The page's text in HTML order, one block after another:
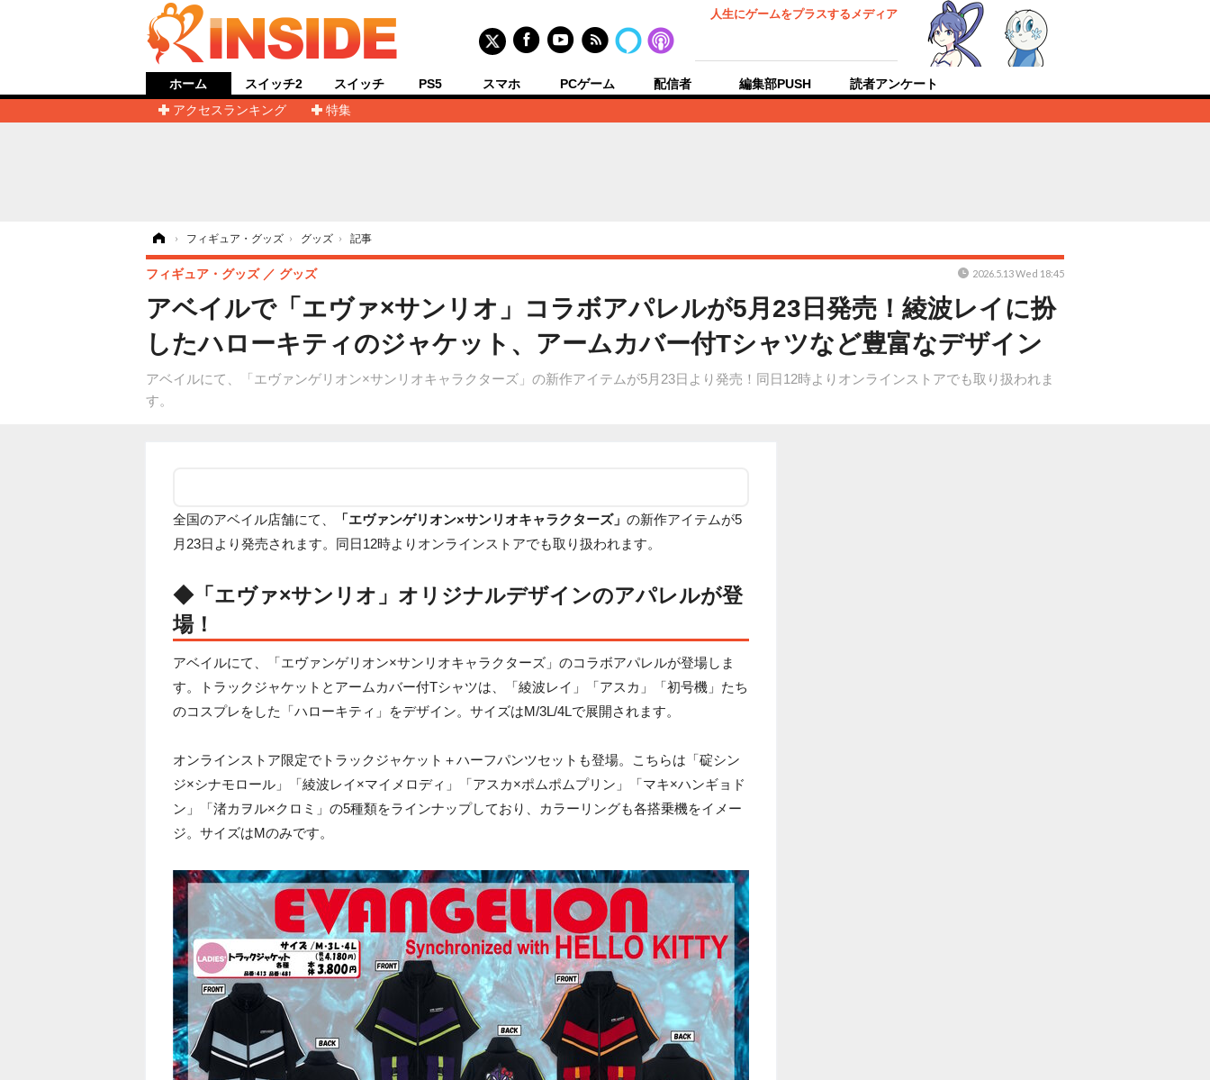
人生にゲームをプラスするメディア
ホーム
アクセスランキング
特集
スイッチ2 スイッチ PS5 スマホ PCゲーム 配信者 編集部PUSH 読者アンケート
› フィギュア・グッズ › グッズ › 記事
アベイルで「エヴァ×サンリオ」コラボアパレルが5月23日発売！綾波レイに扮
したハローキティのジャケット、アームカバー付Tシャツなど豊富なデザイン
アベイルにて、「エヴァンゲリオン×サンリオキャラクターズ」の新作アイテムが5月23日より発売！同日12時よりオンラインストアでも取り扱われま
す。
フィギュア・グッズ グッズ 2026.5.13 Wed 18:45
全国のアベイル店舗にて、 「エヴァンゲリオン×サンリオキャラクターズ」 の新作アイテムが5
月23日より発売されます。同日12時よりオンラインストアでも取り扱われます。
◆「エヴァ×サンリオ」オリジナルデザインのアパレルが登
場！
アベイルにて、「エヴァンゲリオン×サンリオキャラクターズ」のコラボアパレルが登場しま
す。トラックジャケットとアームカバー付Tシャツは、「綾波レイ」「アスカ」「初号機」たち
のコスプレをした「ハローキティ」をデザイン。サイズはM/3L/4Lで展開されます。
オンラインストア限定でトラックジャケット＋ハーフパンツセットも登場。こちらは「碇シン
ジ×シナモロール」「綾波レイ×マイメロディ」「アスカ×ポムポムプリン」「マキ×ハンギョド
ン」「渚カヲル×クロミ」の5種類をラインナップしており、カラーリングも各搭乗機をイメー
ジ。サイズはMのみです。